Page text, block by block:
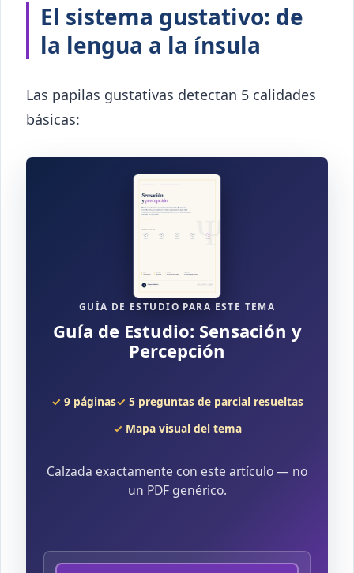
El sistema gustativo: de
la lengua a la ínsula
Las papilas gustativas detectan 5 calidades
básicas:
GUÍA DE ESTUDIO PARA ESTE TEMA
Guía de Estudio: Sensación y
Percepción
9 páginas
5 preguntas de parcial resueltas
Mapa visual del tema
Calzada exactamente con este artículo — no
un PDF genérico.